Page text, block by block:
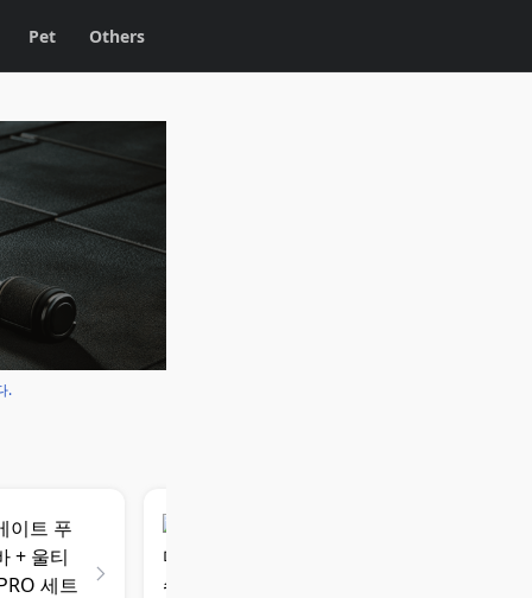
Pet Others
.